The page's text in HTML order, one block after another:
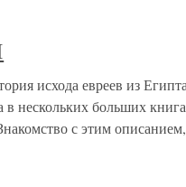
исхода евреев из
в нескольких больших
с этим